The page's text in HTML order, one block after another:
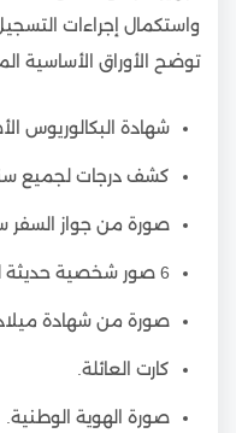
واستكمال إجراءات
توضح الأوراق الأساسية
شهادة البكالوريوس
كشف درجات لجميع
صورة من جواز السفر
6 صور شخصية حديثة للطالب.
صورة من شهادة ميلاد
كارت العائلة.
صورة الهوية الوطنية.